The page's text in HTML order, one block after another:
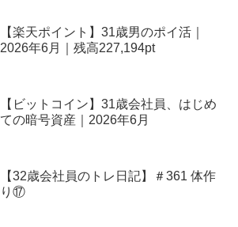
【楽天ポイント】31歳男のポイ活｜
2026年6月｜残高227,194pt
【ビットコイン】31歳会社員、はじめ
ての暗号資産｜2026年6月
【32歳会社員のトレ日記】＃361 体作
り⑰